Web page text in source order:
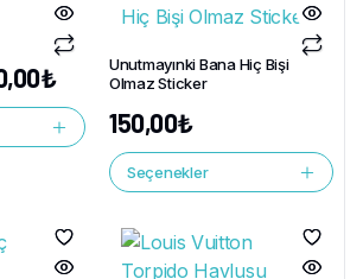
₺
Unutmayınki Bana Hiç Bişi
Olmaz Sticker
150,00₺
Seçenekler